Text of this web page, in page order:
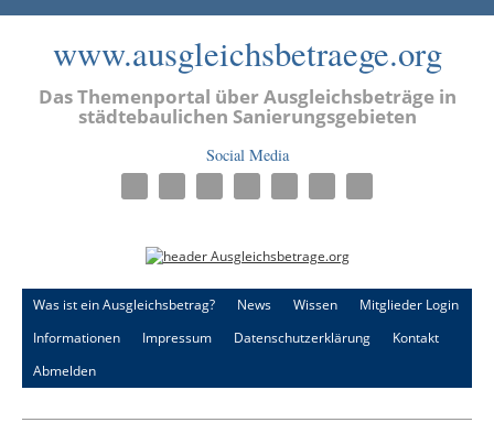
www.ausgleichsbetraege.org
Das Themenportal über Ausgleichsbeträge in
städtebaulichen Sanierungsgebieten
Social Media
Was ist ein Ausgleichsbetrag? News Wissen
Mitglieder Login
Informationen
Impressum Datenschutzerklärung
Kontakt
Abmelden